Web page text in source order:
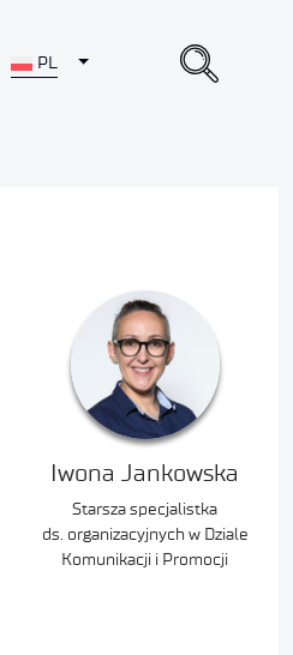
PL Toggle Dropdown
Iwona Jankowska
Starsza specjalistka
ds. organizacyjnych w Dziale
Komunikacji i Promocji